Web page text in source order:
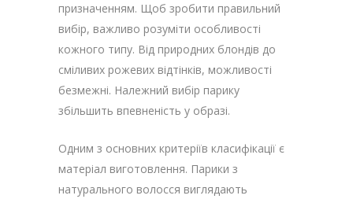
призначенням. Щоб зробити правильний
вибір, важливо розуміти особливості
кожного типу. Від природних блондів до
сміливих рожевих відтінків, можливості
безмежні. Належний вибір парику
збільшить впевненість у образі.
Одним з основних критеріїв класифікації є
матеріал виготовлення. Парики з
натурального волосся виглядають